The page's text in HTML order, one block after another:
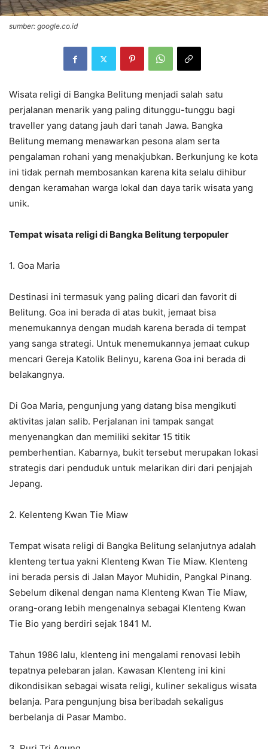
sumber: google.co.id
Wisata religi di Bangka Belitung menjadi salah satu
perjalanan menarik yang paling ditunggu-tunggu bagi
traveller yang datang jauh dari tanah Jawa. Bangka
Belitung memang menawarkan pesona alam serta
pengalaman rohani yang menakjubkan. Berkunjung ke kota
ini tidak pernah membosankan karena kita selalu dihibur
dengan keramahan warga lokal dan daya tarik wisata yang
unik.
Tempat wisata religi di Bangka Belitung terpopuler
1. Goa Maria
Destinasi ini termasuk yang paling dicari dan favorit di
Belitung. Goa ini berada di atas bukit, jemaat bisa
menemukannya dengan mudah karena berada di tempat
yang sanga strategi. Untuk menemukannya jemaat cukup
mencari Gereja Katolik Belinyu, karena Goa ini berada di
belakangnya.
Di Goa Maria, pengunjung yang datang bisa mengikuti
aktivitas jalan salib. Perjalanan ini tampak sangat
menyenangkan dan memiliki sekitar 15 titik
pemberhentian. Kabarnya, bukit tersebut merupakan lokasi
strategis dari penduduk untuk melarikan diri dari penjajah
Jepang.
2. Kelenteng Kwan Tie Miaw
Tempat wisata religi di Bangka Belitung selanjutnya adalah
klenteng tertua yakni Klenteng Kwan Tie Miaw. Klenteng
ini berada persis di Jalan Mayor Muhidin, Pangkal Pinang.
Sebelum dikenal dengan nama Klenteng Kwan Tie Miaw,
orang-orang lebih mengenalnya sebagai Klenteng Kwan
Tie Bio yang berdiri sejak 1841 M.
Tahun 1986 lalu, klenteng ini mengalami renovasi lebih
tepatnya pelebaran jalan. Kawasan Klenteng ini kini
dikondisikan sebagai wisata religi, kuliner sekaligus wisata
belanja. Para pengunjung bisa beribadah sekaligus
berbelanja di Pasar Mambo.